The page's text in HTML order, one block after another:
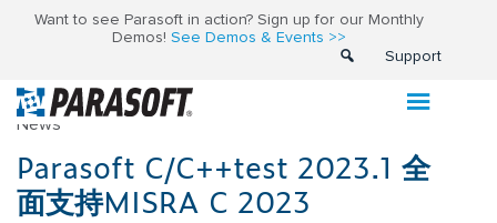
Want to see Parasoft in action? Sign up for our Monthly
Demos! See Demos & Events >>
Support
News
Parasoft C/C++test 2023.1 全
面支持MISRA C 2023